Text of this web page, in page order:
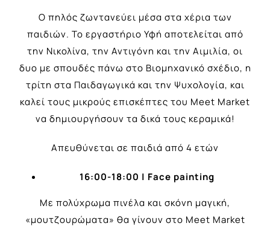
Ο πηλός ζωντανεύει μέσα στα χέρια των
παιδιών. Το εργαστήριο Υφή αποτελείται από
την Νικολίνα, την Αντιγόνη και την Αιμιλία, οι
δυο με σπουδές πάνω στο Βιομηχανικό σχέδιο, η
τρίτη στα Παιδαγωγικά και την Ψυχολογία, και
καλεί τους μικρούς επισκέπτες του Meet Market
να δημιουργήσουν τα δικά τους κεραμικά!
Απευθύνεται σε παιδιά από 4 ετών
16:00-18:00 | Face painting
Με πολύχρωμα πινέλα και σκόνη μαγική,
«μουτζουρώματα» θα γίνουν στο Meet Market